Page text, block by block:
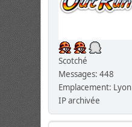
Scotché
Messages: 448
Emplacement: Lyon
IP archivée